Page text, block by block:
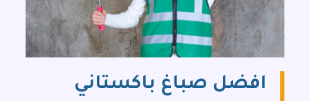
افضل صباغ باكستاني